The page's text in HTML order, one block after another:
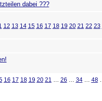
dabei ???
12 13 14 15 16 17 18 19 20 21 22 23
16 17 18 19 20 21 … 26 … 34… 48